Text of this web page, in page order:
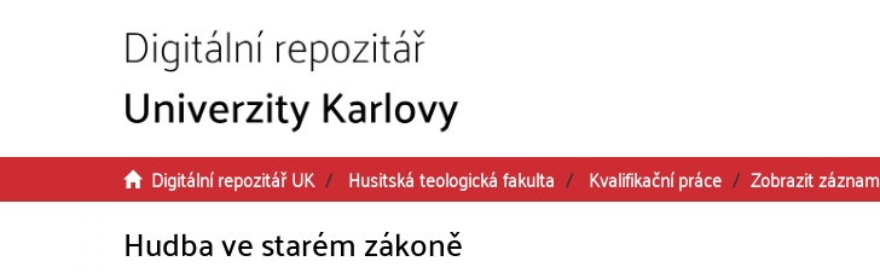
Digitální repozitář UK Husitská teologická fakulta Kvalifikační práce Zobrazit záznam
Hudba ve starém zákoně